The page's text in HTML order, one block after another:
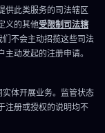
供此类服务的司法辖区
义的其他受限制司法辖
不会主动招揽这些司法
动发起的注册申请。
体开展业务。监管状态
注册或授权的说明均不